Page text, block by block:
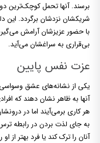
برسند. آنها تحمل کوچک‌ترین
شریکشان نزدشان برگردد. این
با حضور عزیزشان آرامش
بی‌قراری به سراغشان می‌آید.
عزت نفس پایین
یکی از نشانه‌های عشق
آنها به ظاهر نشان دهند که
هر کاری برمی‌آیند اما در
به جای لذت بردن در رابطه
آنان را ترک کند یا فرد بهتر از